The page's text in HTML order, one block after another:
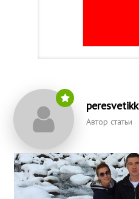
peresvetikk
Автор статьи